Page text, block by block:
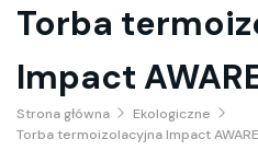
Torba
Impact
Strona główna
Ekologiczne
Torba termoizolacyjna Impact